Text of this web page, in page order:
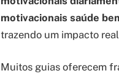
motivacionais saúde
trazendo um impacto
Muitos guias oferecem